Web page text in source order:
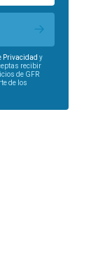
Privacidad y
recibir
de GFR
de los